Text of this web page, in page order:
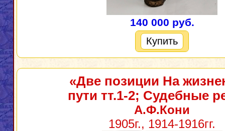
140 000 руб.
Купить
«Две позиции На
пути тт.1-2; Судебные
А.Ф.Кони
1905г., 1914-1916гг.